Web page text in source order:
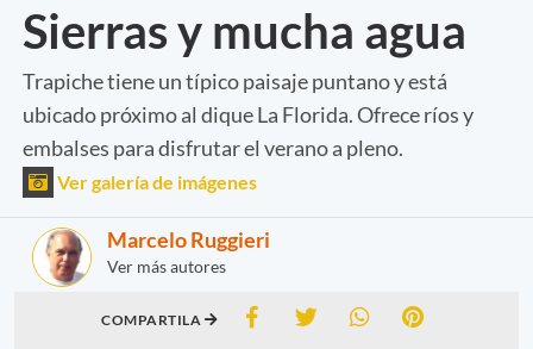
Sierras y mucha agua
Trapiche tiene un típico paisaje puntano y está
ubicado próximo al dique La Florida. Ofrece ríos y
embalses para disfrutar el verano a pleno.
Ver galería de imágenes
Marcelo Ruggieri
Ver más autores
COMPARTILA